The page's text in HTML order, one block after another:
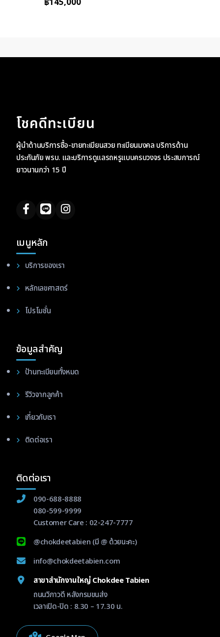
฿145,000
โชคดีทะเบียน
ผู้นำด้านบริการซื้อ-ขายทะเบียนสวย ทะเบียนมงคล บริการด้าน
ประกันภัย พรบ. และบริการดูแลรถหรูแบบครบวงจร ประสบการณ์
ยาวนานกว่า 15 ปี
เมนูหลัก
บริการของเรา
หลักเลขศาสตร์
โปรโมชั่น
ข้อมูลสำคัญ
ป้านทะเบียนทั้งหมด
รีวิวจากลูกค้า
เกี่ยวกับเรา
ติดต่อเรา
ติดต่อเรา
090-688-8888
080-599-9999
Customer Care : 02-247-7777
@chokdeetabien (มี @ ด้วยนะคะ)
info@chokdeetabien.com
สาขาสำนักงานใหญ่ Chokdee Tabien
ถนนวิภาวดี หลังกรมขนส่ง
เวลาเปิด-ปิด : 8.30 – 17.30 น.